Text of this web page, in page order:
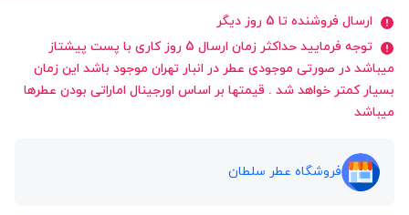
ارسال فروشنده تا 5 روز دیگر
توجه فرمایید حداکثر زمان ارسال 5 روز کاری با پست پیشتاز
میباشد در صورتی موجودی عطر در انبار تهران موجود باشد این زمان
بسیار کمتر خواهد شد . قیمتها بر اساس اورجینال اماراتی بودن عطرها
میباشد
فروشگاه عطر سلطان